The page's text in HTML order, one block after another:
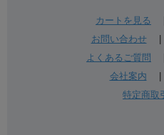
カートを見る
お問い合わせ
よくあるご質問
会社案内
特定商取